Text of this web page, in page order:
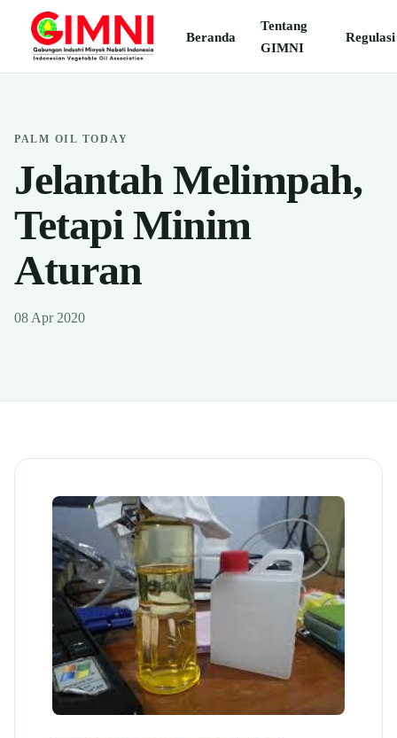
Beranda
Tentang
GIMNI
Regulasi
PALM OIL TODAY
Jelantah Melimpah,
Tetapi Minim
Aturan
08 Apr 2020